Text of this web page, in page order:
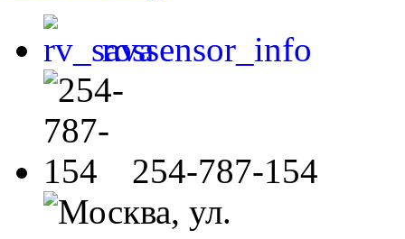
rossensor_info
254-787-154